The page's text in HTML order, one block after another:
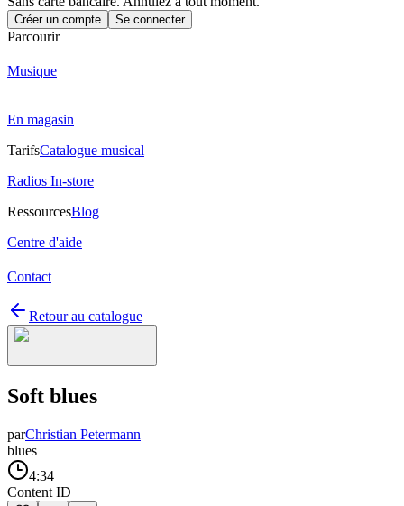
Créer un compte Se connecter
Parcourir
Musique
En magasin
TarifsCatalogue musical
Radios In-store
RessourcesBlog
Centre d'aide
Contact
Retour au catalogue
Soft blues
parChristian Petermann
blues
4:34
Content ID